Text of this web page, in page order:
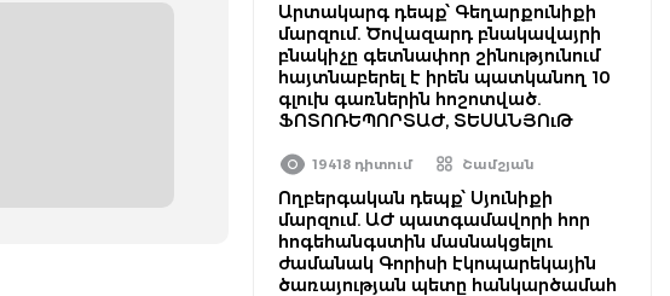
Արտակարգ դեպք՝ Գեղարքունիքի
մարզում. Ծովազարդ բնակավայրի
բնակիչը գետնափոր շինությունում
հայտնաբերել է իրեն պատկանող 10
գլուխ գառներին հոշոտված.
ՖՈՏՈՌԵՊՈՐՏԱԺ, ՏԵՍԱՆՅՈւԹ
19418 դիտում Շամշյան
Ողբերգական դեպք՝ Սյունիքի
մարզում. ԱԺ պատգամավորի հոր
հոգեհանգստին մասնակցելու
ժամանակ Գորիսի էկոպարեկային
ծառայության պետը հանկարծամահ